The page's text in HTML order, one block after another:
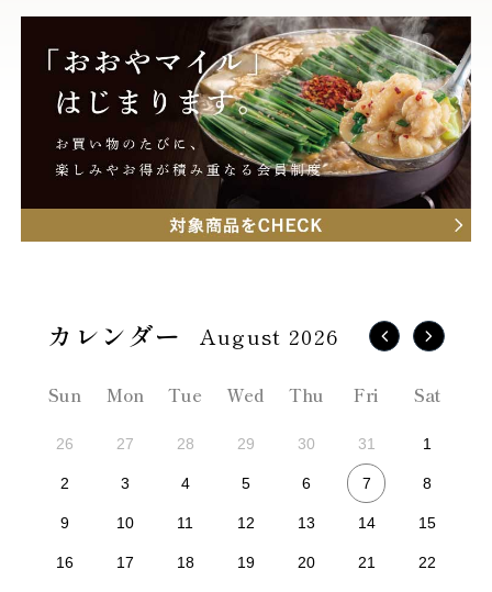
August 2026
Sun Mon Tue Wed Thu Fri Sat
26 27 28 29 30 31 1
2 3 4 5 6 7 8
9 10 11 12 13 14 15
16 17 18 19 20 21 22